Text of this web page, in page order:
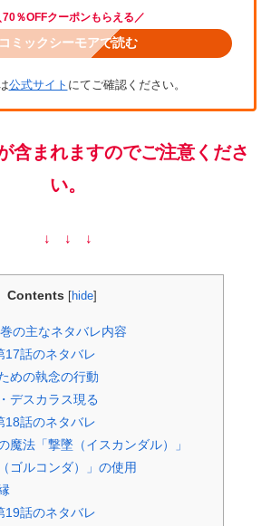
70％OFFクーポンもらえる／
コミックシーモアで読む
公式サイト にてご確認ください。
含まれますのでご注意くださ
い。
↓ ↓ ↓
Contents [hide]
の主なネタバレ内容
17話のネタバレ
めの執念の行動
デスカラス現る
18話のネタバレ
魔法「撃墜（イスカンダル）」
ゴルコンダ）」の使用
19話のネタバレ